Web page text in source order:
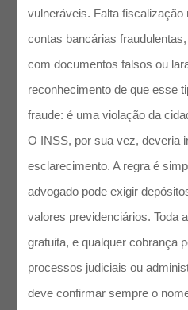
vulneráveis. Falta
contas bancárias
com documentos falsos ou
reconhecimento de que esse
fraude: é uma violação da
O INSS, por sua vez, deveria
esclarecimento. A regra é
advogado pode exigir
valores previdenciários. Toda
gratuita, e qualquer cobrança
processos judiciais ou
deve confirmar sempre o